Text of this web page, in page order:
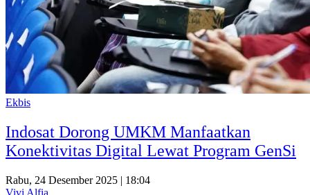
Ekbis
Indosat Dorong UMKM Manfaatkan
Konektivitas Digital Lewat Program GenSi
Rabu, 24 Desember 2025 | 18:04
Vivi Alfia